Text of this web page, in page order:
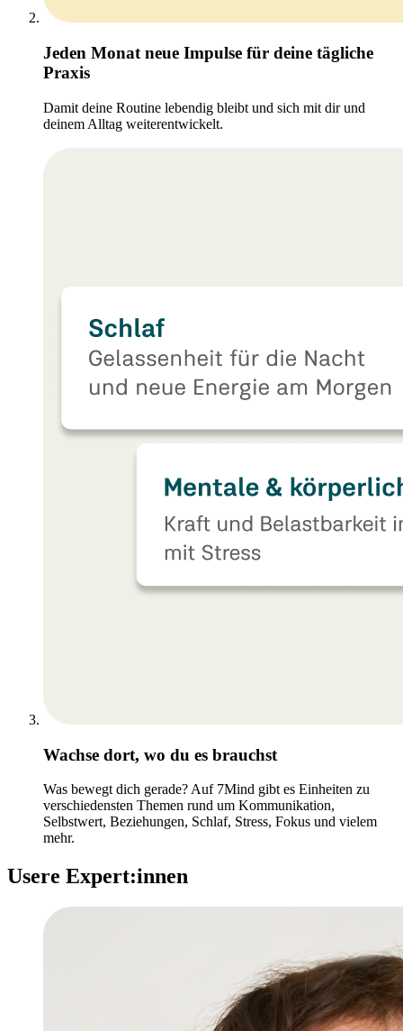
Jeden Monat neue Impulse für deine tägliche
Praxis
Damit deine Routine lebendig bleibt und sich mit dir und
deinem Alltag weiterentwickelt.
Wachse dort, wo du es brauchst
Was bewegt dich gerade? Auf 7Mind gibt es Einheiten zu
verschiedensten Themen rund um Kommunikation,
Selbstwert, Beziehungen, Schlaf, Stress, Fokus und vielem
mehr.
Usere Expert:innen